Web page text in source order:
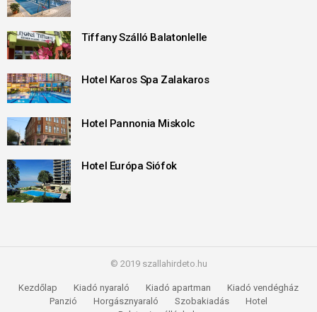
Tiffany Szálló Balatonlelle
Hotel Karos Spa Zalakaros
Hotel Pannonia Miskolc
Hotel Európa Siófok
© 2019 szallahirdeto.hu
Kezdőlap Kiadó nyaraló Kiadó apartman
Kiadó vendégház
Panzió
Horgásznyaraló Szobakiadás
Hotel